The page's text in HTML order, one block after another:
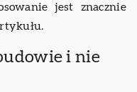
jest znacznie
i nie